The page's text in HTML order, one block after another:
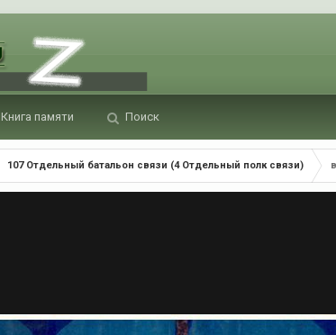
Книга памяти Поиск
107 Отдельный батальон связи (4 Отдельный полк связи)